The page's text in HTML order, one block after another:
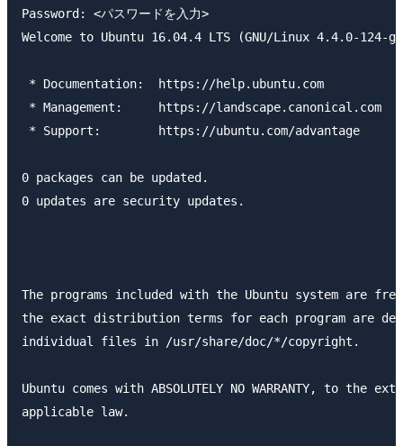
Password: <パスワードを入力>
Welcome to Ubuntu 16.04.4 LTS (GNU/Linux 4.4.0-124-
* Documentation:  https://help.ubuntu.com
* Management:     https://landscape.canonical.com
* Support:        https://ubuntu.com/advantage
0 packages can be updated.
0 updates are security updates.
The programs included with the Ubuntu system are
the exact distribution terms for each program are
individual files in /usr/share/doc/*/copyright.
Ubuntu comes with ABSOLUTELY NO WARRANTY, to the
applicable law.